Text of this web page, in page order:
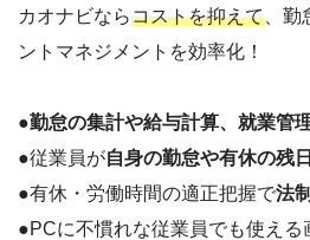
カオナビならコストを抑えて 、
ントマネジメントを効率化！
●勤怠の集計や給与計算、就業管
●従業員が自身の勤怠や有休の残
●有休・労働時間の適正把握で法
●PCに不慣れな従業員でも使える